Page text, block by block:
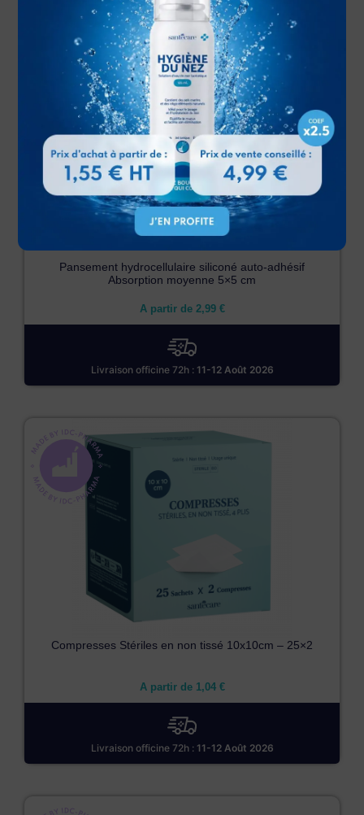
Pansement hydrocellulaire siliconé auto-adhésif
Absorption moyenne 5×5 cm
A partir de 2,99 €
Livraison officine 72h : 11-12 Août 2026
Compresses Stériles en non tissé 10x10cm – 25×2
A partir de 1,04 €
Livraison officine 72h : 11-12 Août 2026